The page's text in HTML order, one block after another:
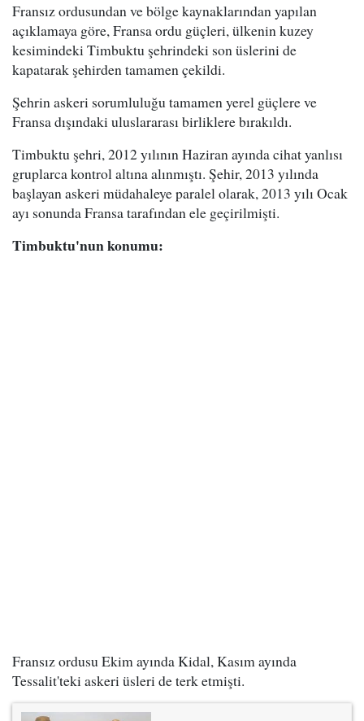
Fransız ordusundan ve bölge kaynaklarından yapılan
açıklamaya göre, Fransa ordu güçleri, ülkenin kuzey
kesimindeki Timbuktu şehrindeki son üslerini de
kapatarak şehirden tamamen çekildi.
Şehrin askeri sorumluluğu tamamen yerel güçlere ve
Fransa dışındaki uluslararası birliklere bırakıldı.
Timbuktu şehri, 2012 yılının Haziran ayında cihat yanlısı
gruplarca kontrol altına alınmıştı. Şehir, 2013 yılında
başlayan askeri müdahaleye paralel olarak, 2013 yılı Ocak
ayı sonunda Fransa tarafından ele geçirilmişti.
Timbuktu'nun konumu:
Fransız ordusu Ekim ayında Kidal, Kasım ayında
Tessalit'teki askeri üsleri de terk etmişti.